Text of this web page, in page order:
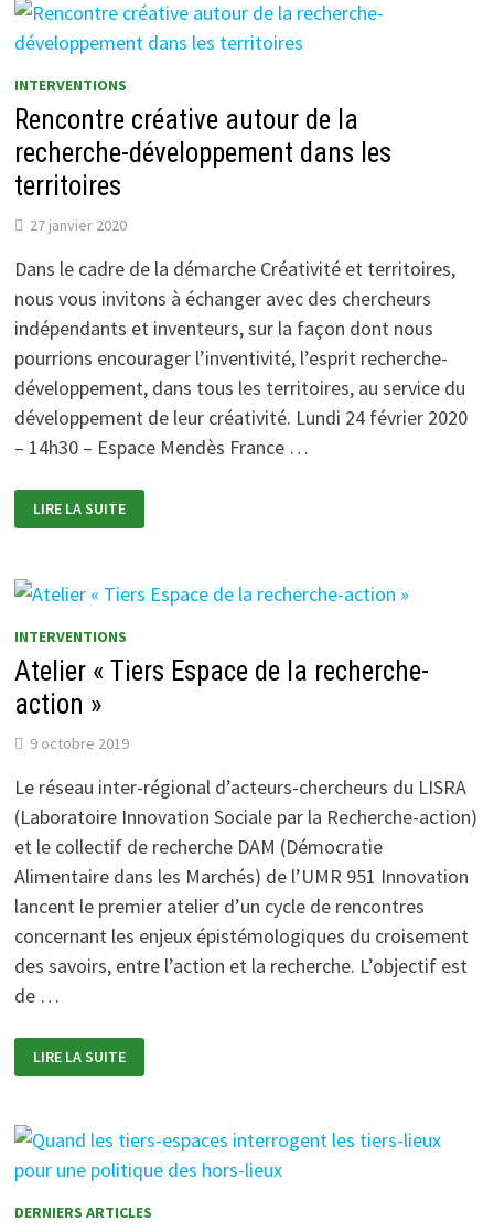
LES
HUMAINES
INTERVENTIONS
Rencontre créative autour de la
recherche-développement dans les
territoires
27 janvier 2020
Dans le cadre de la démarche Créativité et territoires,
nous vous invitons à échanger avec des chercheurs
indépendants et inventeurs, sur la façon dont nous
pourrions encourager l’inventivité, l’esprit recherche-
développement, dans tous les territoires, au service du
développement de leur créativité. Lundi 24 février 2020
– 14h30 – Espace Mendès France …
CRÉATIVE
AUTOUR
DÉVELOPPEMENT
DANS
TERRITOIRES
LIRE LA SUITE
INTERVENTIONS
Atelier « Tiers Espace de la recherche-
action »
9 octobre 2019
Le réseau inter-régional d’acteurs-chercheurs du LISRA
(Laboratoire Innovation Sociale par la Recherche-action)
et le collectif de recherche DAM (Démocratie
Alimentaire dans les Marchés) de l’UMR 951 Innovation
lancent le premier atelier d’un cycle de rencontres
concernant les enjeux épistémologiques du croisement
des savoirs, entre l’action et la recherche. L’objectif est
de …
«
TIERS
RECHERCHE-
ACTION
»
LIRE LA SUITE
DERNIERS ARTICLES